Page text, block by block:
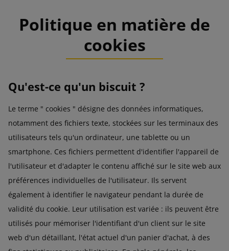
Politique en matière de
cookies
Qu'est-ce qu'un biscuit ?
Le terme " cookies " désigne des données informatiques,
notamment des fichiers texte, stockées sur les terminaux des
utilisateurs tels qu'un ordinateur, une tablette ou un
smartphone. Ces fichiers permettent d'identifier l'appareil de
l'utilisateur et d'adapter le contenu affiché sur le site web aux
préférences individuelles de l'utilisateur. Ils servent
également à identifier le navigateur pendant la durée de
validité du cookie. Leur utilisation est variée : ils peuvent être
utilisés pour mémoriser l'identifiant d'un client sur le site
web d'un détaillant, l'état actuel d'un panier d'achat, à des